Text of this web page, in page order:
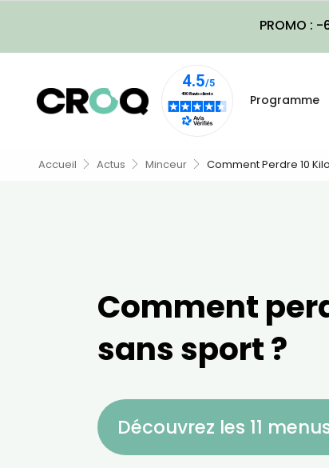
PROMO :
Programme
Accueil Actus Minceur Comment Perdre 10
Comment
sans sport ?
Découvrez les 11